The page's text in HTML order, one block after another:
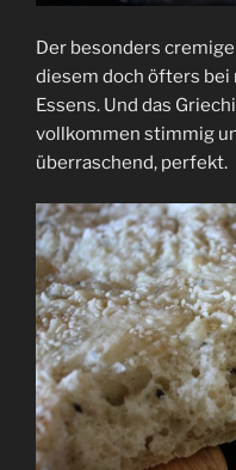
Der besonders
diesem doch öfters bei
Essens. Und das
vollkommen stimmig
überraschend, perfekt.